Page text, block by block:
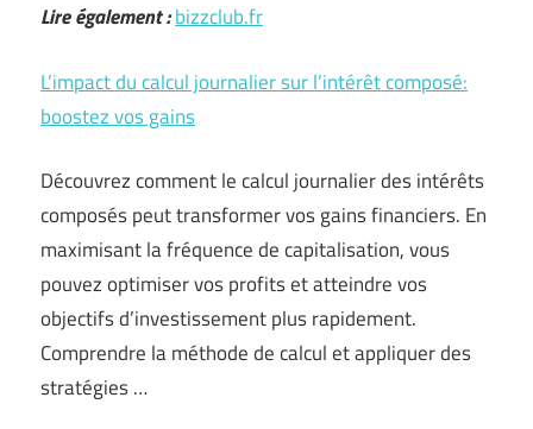
Lire également :bizzclub.fr
L’impact du calcul journalier sur l’intérêt composé:
boostez vos gains
Découvrez comment le calcul journalier des intérêts
composés peut transformer vos gains financiers. En
maximisant la fréquence de capitalisation, vous
pouvez optimiser vos profits et atteindre vos
objectifs d’investissement plus rapidement.
Comprendre la méthode de calcul et appliquer des
stratégies …